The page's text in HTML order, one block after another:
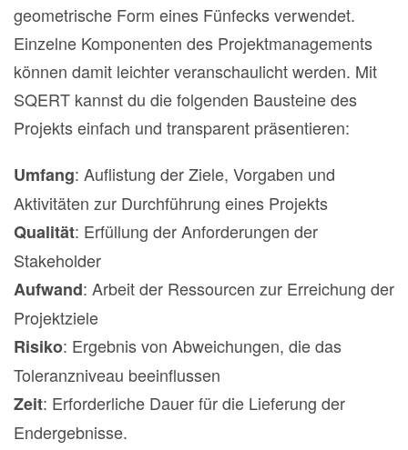
geometrische Form eines Fünfecks verwendet.
Einzelne Komponenten des Projektmanagements
können damit leichter veranschaulicht werden. Mit
SQERT kannst du die folgenden Bausteine des
Projekts einfach und transparent präsentieren:
Umfang: Auflistung der Ziele, Vorgaben und
Aktivitäten zur Durchführung eines Projekts
Qualität: Erfüllung der Anforderungen der
Stakeholder
Aufwand: Arbeit der Ressourcen zur Erreichung der
Projektziele
Risiko: Ergebnis von Abweichungen, die das
Toleranzniveau beeinflussen
Zeit: Erforderliche Dauer für die Lieferung der
Endergebnisse.